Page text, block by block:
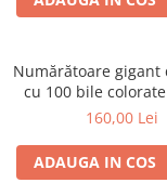
Numărătoare gigant
cu 100 bile
copii
160,00 Lei
ADAUGA IN COS